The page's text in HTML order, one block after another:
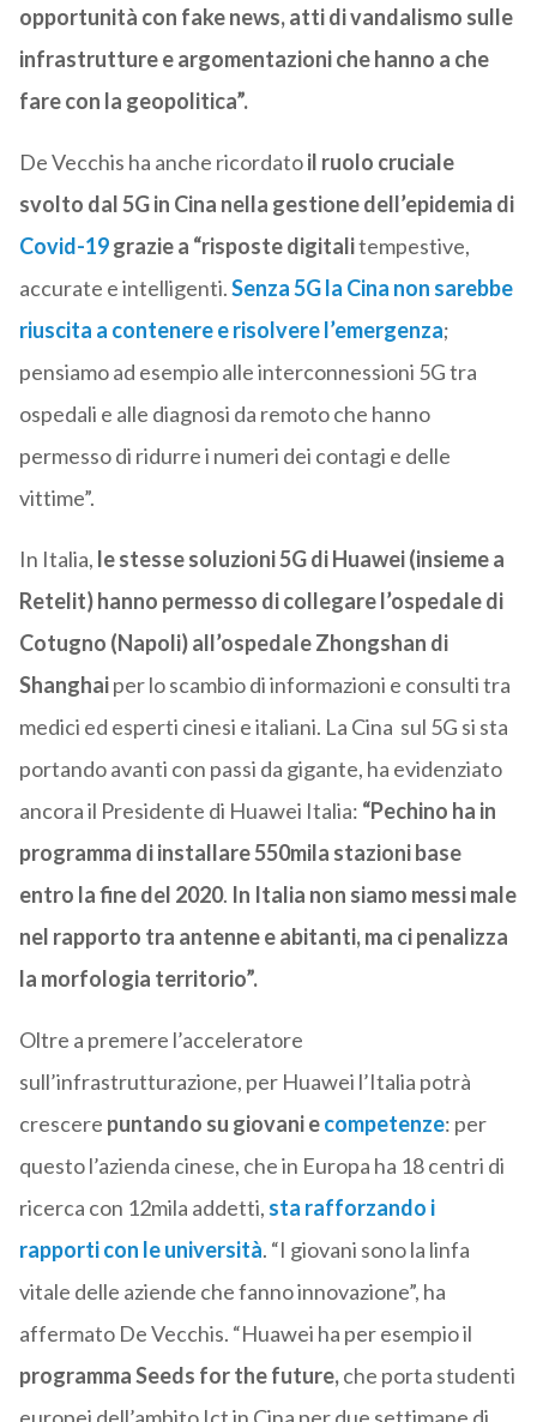
opportunità con fake news, atti di vandalismo sulle
infrastrutture e argomentazioni che hanno a che
fare con la geopolitica”.
De Vecchis ha anche ricordatoil ruolo cruciale
svolto dal 5G in Cina nella gestione dell’epidemia di
Covid-19grazie a “risposte digitalitempestive,
accurate e intelligenti.Senza 5G la Cina non sarebbe
riuscita a contenere e risolvere l’emergenza;
pensiamo ad esempio alle interconnessioni 5G tra
ospedali e alle diagnosi da remoto che hanno
permesso di ridurre i numeri dei contagi e delle
vittime”.
In Italia, le stesse soluzioni 5G di Huawei (insieme a
Retelit) hanno permesso di collegare l’ospedale di
Cotugno (Napoli) all’ospedale Zhongshan di
Shanghaiper lo scambio di informazioni e consulti tra
medici ed esperti cinesi e italiani. La Cina sul 5G si sta
portando avanti con passi da gigante, ha evidenziato
ancora il Presidente di Huawei Italia: “Pechino ha in
programma di installare 550mila stazioni base
entro la fine del 2020. In Italia non siamo messi male
nel rapporto tra antenne e abitanti, ma ci penalizza
la morfologia territorio”.
Oltre a premere l’acceleratore
sull’infrastrutturazione, per Huawei l’Italia potrà
crescere puntando su giovani ecompetenze: per
questo l’azienda cinese, che in Europa ha 18 centri di
ricerca con 12mila addetti, sta rafforzando i
rapporti con leuniversità. “I giovani sono la linfa
vitale delle aziende che fanno innovazione”, ha
affermato De Vecchis. “Huawei ha per esempio il
programmaSeeds for the future,che porta studenti